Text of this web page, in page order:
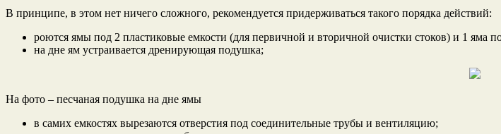
В принципе, в этом нет ничего сложного, рекомендуется придерживаться такого порядка действий:
роются ямы под 2 пластиковые емкости (для первичной и вторичной очистки стоков) и 1 яма
на дне ям устраивается дренирующая подушка;
На фото – песчаная подушка на дне ямы
в самих емкостях вырезаются отверстия под соединительные трубы и вентиляцию;